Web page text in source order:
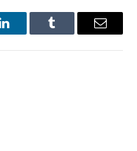
LinkedInTumblr Имэйл